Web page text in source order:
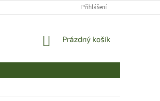
Přihlášení
NÁKUPNÍ
Prázdný košík